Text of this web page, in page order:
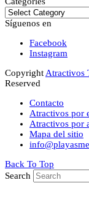
Síguenos en
Facebook
Instagram
CopyrightAtractivos
Reserved
Contacto
Atractivos por
Atractivos por
Mapa del sitio
Back To Top
Search